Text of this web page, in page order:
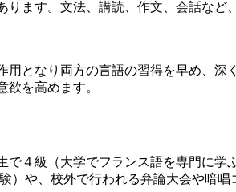
ます。文法、講読、作文、会話な
となり両方の言語の習得を早め、
を高めます。
４級（大学でフランス語を専門に
や、校外で行われる弁論大会や暗